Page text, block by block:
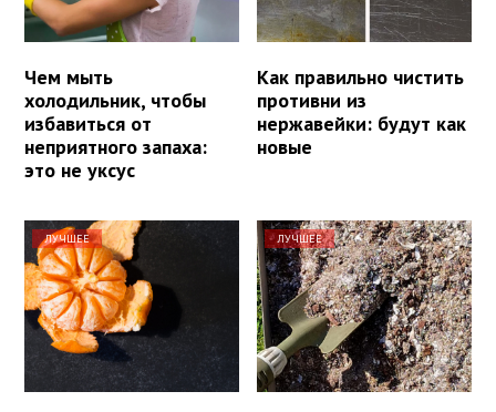
Чем мыть
холодильник, чтобы
избавиться от
неприятного запаха:
это не уксус
Как правильно чистить
противни из
нержавейки: будут как
новые
ЛУЧШЕЕ ЛУЧШЕЕ